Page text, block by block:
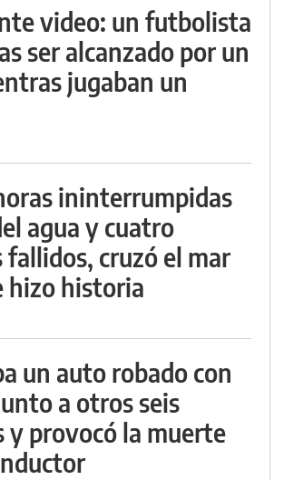
video: un futbolista
ser alcanzado por un
jugaban un
ininterrumpidas
agua y cuatro
cruzó el mar
hizo historia
un auto robado con
a otros seis
y provocó la muerte